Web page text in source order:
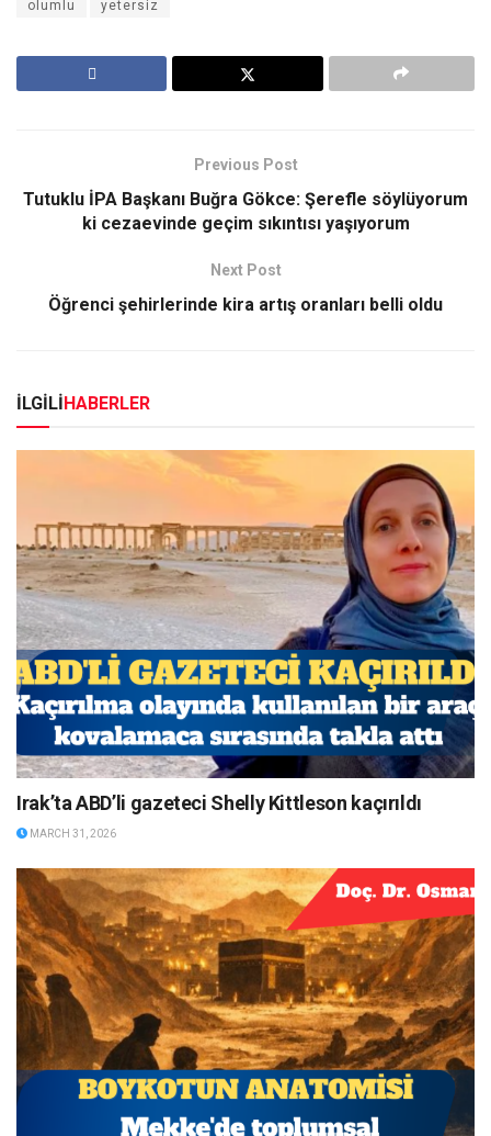
olumlu yetersiz
Previous Post
Tutuklu İPA Başkanı Buğra Gökce: Şerefle söylüyorum
ki cezaevinde geçim sıkıntısı yaşıyorum
Next Post
Öğrenci şehirlerinde kira artış oranları belli oldu
İLGİLİHABERLER
Irak’ta ABD’li gazeteci Shelly Kittleson kaçırıldı
MARCH 31, 2026